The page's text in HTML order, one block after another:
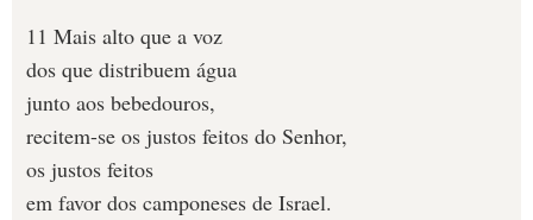
11 Mais alto que a voz
dos que distribuem água
junto aos bebedouros,
recitem-se os justos feitos do Senhor,
os justos feitos
em favor dos camponeses de Israel.